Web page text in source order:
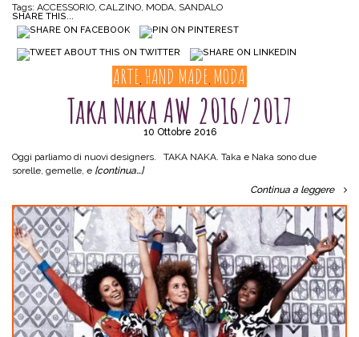
Tags: ACCESSORIO CALZINO MODA SANDALO
SHARE THIS...
ARTE HAND MADE MODA
Taka Naka AW 2016/2017
10 Ottobre 2016
Oggi parliamo di nuovi designers. TAKA NAKA. Taka e Naka sono due
sorelle, gemelle, e [continua…]
Continua a leggere